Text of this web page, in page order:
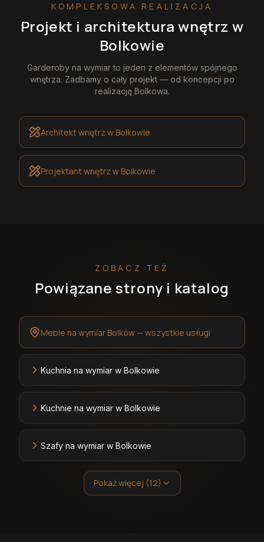
KOMPLEKSOWA REALIZACJA
Projekt i architektura wnętrz w
Bolkowie
Garderoby na wymiarto jeden z elementów spójnego
wnętrza. Zadbamy o cały projekt — od koncepcji po
realizację Bolkowa.
Architekt wnętrzw Bolkowie
Projektant wnętrzw Bolkowie
ZOBACZ TEŻ
Powiązane strony i katalog
Meble na wymiar Bolków — wszystkie usługi
Kuchnia na wymiar w Bolkowie
Kuchnie na wymiar w Bolkowie
Szafy na wymiar w Bolkowie
Pokaż więcej (12)